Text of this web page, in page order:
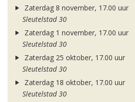
Zaterdag 8 november, 17.00 uur
Sleutelstad 30
Zaterdag 1 november, 17.00 uur
Sleutelstad 30
Zaterdag 25 oktober, 17.00 uur
Sleutelstad 30
Zaterdag 18 oktober, 17.00 uur
Sleutelstad 30